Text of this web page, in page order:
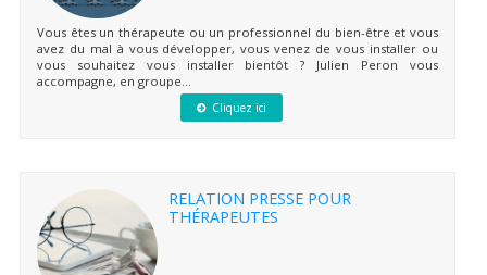
Vous êtes un thérapeute ou un professionnel du bien-être et vous
avez du mal à vous développer, vous venez de vous installer ou
vous souhaitez vous installer bientôt ? Julien Peron vous
accompagne, en groupe...
Cliquez ici
RELATION PRESSE POUR
THÉRAPEUTES